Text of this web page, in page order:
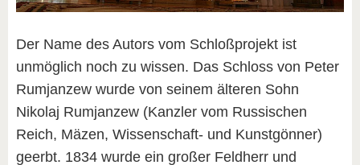
Der Name des Autors vom Schloßprojekt ist
unmöglich noch zu wissen. Das Schloss von Peter
Rumjanzew wurde von seinem älteren Sohn
Nikolaj Rumjanzew (Kanzler vom Russischen
Reich, Mäzen, Wissenschaft- und Kunstgönner)
geerbt. 1834 wurde ein großer Feldherr und